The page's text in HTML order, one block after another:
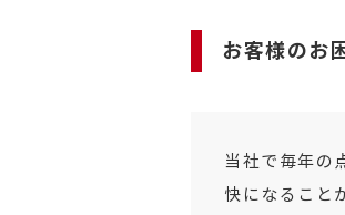
お客様のお
当社で毎年の
快になること